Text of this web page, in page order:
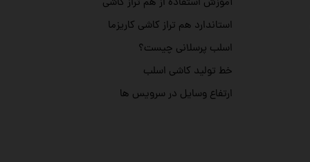
استاندارد هم تراز کاشی کاریزما
اسلب پرسلانی چیست؟
خط تولید کاشی اسلب
ارتفاع وسایل در سرویس ها